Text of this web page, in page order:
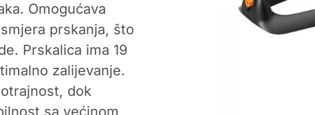
Omogućava
prskanja, što
Prskalica ima 19
zalijevanje.
dok
sa većinom